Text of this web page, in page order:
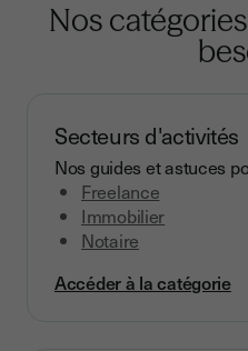
Nos
Secteurs d'activités
Nos guides et astuces
Freelance
Immobilier
Notaire
Accéder à la catégorie